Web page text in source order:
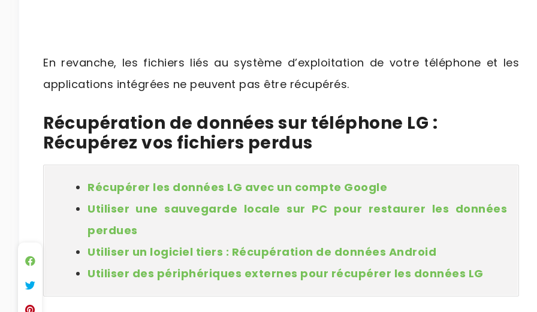
En revanche, les fichiers liés au système d’exploitation de votre téléphone et les
applications intégrées ne peuvent pas être récupérés.
Récupération de données sur téléphone LG :
Récupérez vos fichiers perdus
Récupérer les données LG avec un compte Google
Utiliser une sauvegarde locale sur PC pour restaurer les données
perdues
Utiliser un logiciel tiers : Récupération de données Android
Utiliser des périphériques externes pour récupérer les données LG